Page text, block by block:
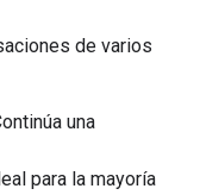
de varios
una
para la mayoría